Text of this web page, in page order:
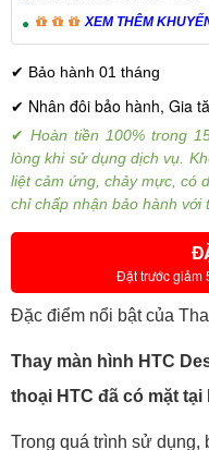
XEM THÊM
✔ Bảo hành 01 tháng
✔ Nhân đôi bảo hành, Gia
✔Hoàn tiền 100% trong
lòng khi sử dụng dịch vụ.
liệt cảm ứng, chảy mực, có
chỉ chấp nhận bảo hành với
Đặt trước giảm
Đặc điểm nổi bật của
Thay màn hình HTC
thoại HTC đã có mặt
Trong quá trình sử dụng,